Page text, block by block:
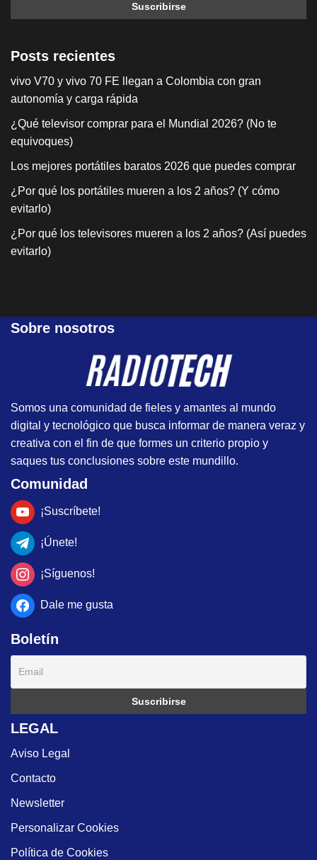
Posts recientes
vivo V70 y vivo 70 FE llegan a Colombia con gran
autonomía y carga rápida
¿Qué televisor comprar para el Mundial 2026? (No te
equivoques)
Los mejores portátiles baratos 2026 que puedes comprar
¿Por qué los portátiles mueren a los 2 años? (Y cómo
evitarlo)
¿Por qué los televisores mueren a los 2 años? (Así puedes
evitarlo)
Sobre nosotros
Somos una comunidad de fieles y amantes al mundo
digital y tecnológico que busca informar de manera veraz y
creativa con el fin de que formes un criterio propio y
saques tus conclusiones sobre este mundillo.
Comunidad
¡Suscríbete!
¡Únete!
¡Síguenos!
Dale me gusta
Boletín
LEGAL
Aviso Legal
Contacto
Newsletter
Personalizar Cookies
Política de Cookies